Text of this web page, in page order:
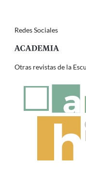
Redes Sociales
Otras revistas de la